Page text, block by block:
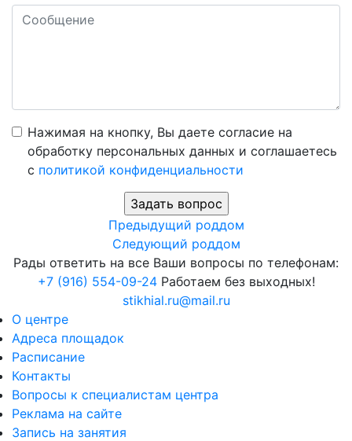
Нажимая на кнопку, Вы даете согласие на
обработку персональных данных и соглашаетесь
c политикой конфиденциальности
Предыдущий роддом
Следующий роддом
Рады ответить на все Ваши вопросы по телефонам:
+7 (916) 554-09-24 Работаем без выходных!
stikhial.ru@mail.ru
Вопросы к специалистам центра
Реклама на сайте
Запись на занятия
О центре
Адреса площадок
Расписание
Контакты